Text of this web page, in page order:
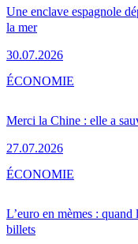
Une enclave espagnole
la mer
30.07.2026
Merci la Chine : elle a
27.07.2026
ÉCONOMIE
L’euro en mèmes :
billets
ÉCONOMIE